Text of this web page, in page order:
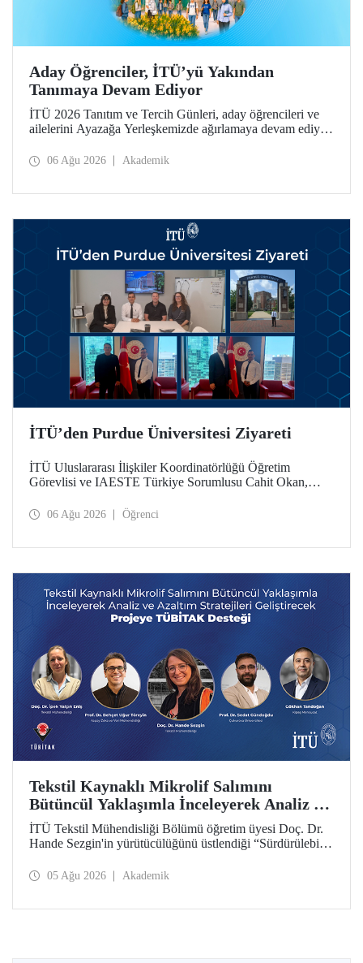
Aday Öğrenciler, İTÜ’yü Yakından
Tanımaya Devam Ediyor
İTÜ 2026 Tanıtım ve Tercih Günleri, aday öğrencileri ve
ailelerini Ayazağa Yerleşkemizde ağırlamaya devam ediyor.
ilgili fakülte ve birimler adaylara bilgi vermeye devam
06 Ağu 2026 Akademik
İTÜ’den Purdue Üniversitesi Ziyareti
İTÜ Uluslararası İlişkiler Koordinatörlüğü Öğretim
Görevlisi ve IAESTE Türkiye Sorumlusu Cahit Okan,
Temmuz tarihlerinde ABD’de dünyanın önde gelen
06 Ağu 2026 Öğrenci
Tekstil Kaynaklı Mikrolif Salımını
Bütüncül Yaklaşımla İnceleyerek Analiz ve
Azaltım Stratejileri Geliştirecek Projeye
TÜBİTAK Desteği
İTÜ Tekstil Mühendisliği Bölümü öğretim üyesi Doç. Dr.
Hande Sezgin'in yürütücülüğünü üstlendiği “Sürdürülebilir
Koşullarına Bağlı Mikrolif Salımı: Aşınma, UV Maruziyeti
05 Ağu 2026 Akademik